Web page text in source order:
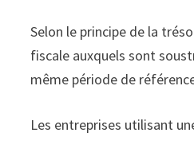
Selon le principe de la
fiscale auxquels sont
même période de
Les entreprises utilisant